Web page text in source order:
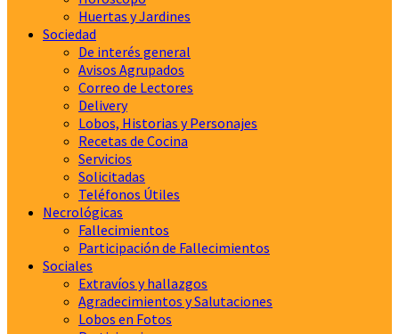
Huertas y Jardines
Sociedad
De interés general
Avisos Agrupados
Correo de Lectores
Delivery
Lobos, Historias y Personajes
Recetas de Cocina
Servicios
Solicitadas
Teléfonos Útiles
Necrológicas
Fallecimientos
Participación de Fallecimientos
Sociales
Extravíos y hallazgos
Agradecimientos y Salutaciones
Lobos en Fotos